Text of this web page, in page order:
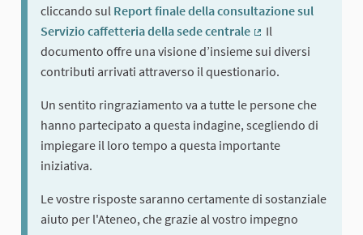
cliccando sul Report finale della consultazione sul
Servizio caffetteria della sede centrale
(Lien externe)
Il
documento offre una visione d’insieme sui diversi
contributi arrivati attraverso il questionario.
Un sentito ringraziamento va a tutte le persone che
hanno partecipato a questa indagine, scegliendo di
impiegare il loro tempo a questa importante
iniziativa.
Le vostre risposte saranno certamente di sostanziale
aiuto per l'Ateneo, che grazie al vostro impegno